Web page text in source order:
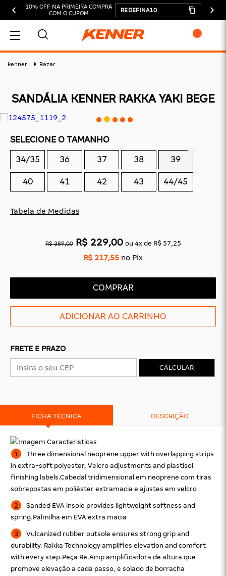
10% OFF NA PRIMEIRA COMPRA
COM O CUPOM
REDEFINA10
SUBTOTAL:
DESCONTOS:
TOTAL:
kenner Bazar
SANDÁLIA KENNER RAKKA YAKI BEGE
SELECIONE O TAMANHO
34/35 36 37 38 39
40 41 42 43 44/45
Tabela de Medidas
R$ 389,00 R$ 229,00 ou 4xde R$ 57,25
R$ 217,55 no Pix
COMPRAR
FRETE E PRAZO
CALCULAR
FICHA TÉCNICA DESCRIÇÃO
Three dimensional neoprene upper with overlapping strips
in extra-soft polyester, Velcro adjustments and plastisol
finishing labels.Cabedal tridimensional em neoprene com tiras
sobrepostas em poliéster extramacia e ajustes em velcro
Sanded EVA insole provides lightweight softness and
spring.Palmilha em EVA extra macia
Vulcanized rubber outsole ensures strong grip and
durability. Rakka Technology amplifies elevation and comfort
with every step.Peça Re.Amp amplificadora de altura que
promove elevação a cada passo, e solado de borracha